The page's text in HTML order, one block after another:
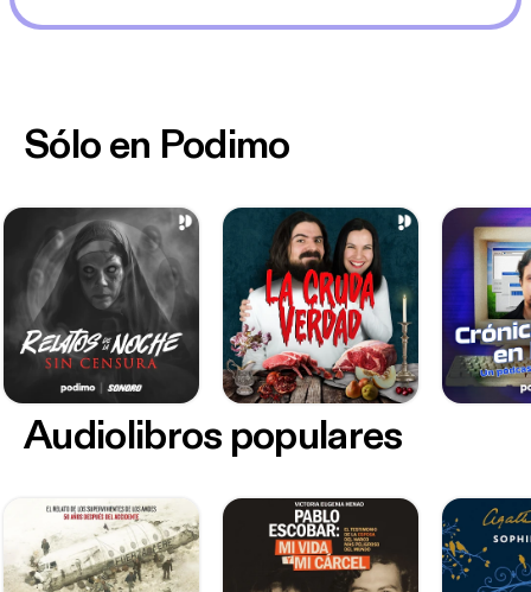
Sólo en Podimo
Audiolibros populares